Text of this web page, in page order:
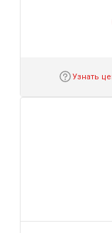
Узнать